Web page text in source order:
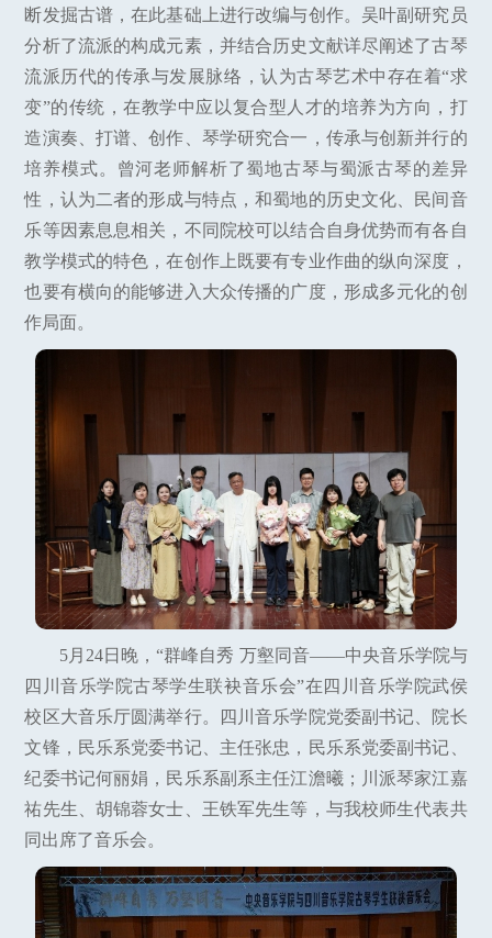
断发掘古谱，在此基础上进行改编与创作。吴叶副研究员
分析了流派的构成元素，并结合历史文献详尽阐述了古琴
流派历代的传承与发展脉络，认为古琴艺术中存在着“求
变”的传统，在教学中应以复合型人才的培养为方向，打
造演奏、打谱、创作、琴学研究合一，传承与创新并行的
培养模式。曾河老师解析了蜀地古琴与蜀派古琴的差异
性，认为二者的形成与特点，和蜀地的历史文化、民间音
乐等因素息息相关，不同院校可以结合自身优势而有各自
教学模式的特色，在创作上既要有专业作曲的纵向深度，
也要有横向的能够进入大众传播的广度，形成多元化的创
作局面。
5月24日晚，“群峰自秀 万壑同音——中央音乐学院与
四川音乐学院古琴学生联袂音乐会”在四川音乐学院武侯
校区大音乐厅圆满举行。四川音乐学院党委副书记、院长
文锋，民乐系党委书记、主任张忠，民乐系党委副书记、
纪委书记何丽娟，民乐系副系主任江澹曦；川派琴家江嘉
祐先生、胡锦蓉女士、王铁军先生等，与我校师生代表共
同出席了音乐会。